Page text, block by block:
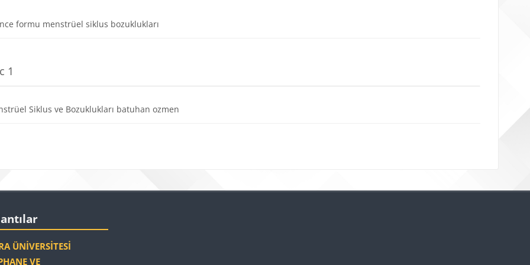
formu menstrüel siklus bozuklukları
1
Siklus ve Bozuklukları batuhan ozmen
ÜNIVERSITESI
VE